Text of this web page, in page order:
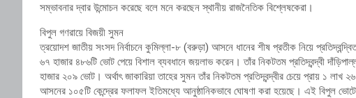
সম্ভাবনার দ্বার উন্মোচন করেছে বলে মনে করছেন স্থানীয় রাজনৈতিক বিশ্লেষকেরা।
বিপুল গণরায়ে বিজয়ী সুমন
ত্রয়োদশ জাতীয় সংসদ নির্বাচনে কুমিল্লা-৮ (বরুড়া) আসনে ধানের শীষ প্রতীক নিয়ে
৬৭ হাজার ৪৮৬টি ভোট পেয়ে বিশাল ব্যবধানে জয়লাভ করেন। তাঁর নিকটতম প্রতিদ্বন্দ্বী
হাজার ২০৯ ভোট। অর্থাৎ জাকারিয়া তাহের সুমন তাঁর নিকটতম প্রতিদ্বন্দ্বীর চেয়ে প্রায় ১ লাখ ২৬
আসনের ১০৫টি কেন্দ্রের ফলাফল ইতিমধ্যে আনুষ্ঠানিকভাবে ঘোষণা করা হয়েছে। এই বিপুল